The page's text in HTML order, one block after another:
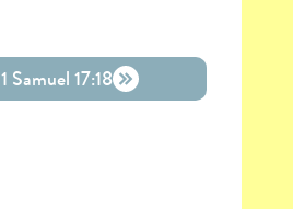
1 Samuel 17:18